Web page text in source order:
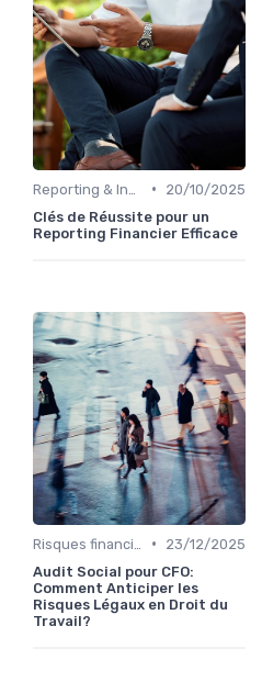
•
20/10/2025
Clés de Réussite pour un
Reporting Financier Efficace
•
23/12/2025
Audit Social pour CFO:
Comment Anticiper les
Risques Légaux en Droit du
Travail?